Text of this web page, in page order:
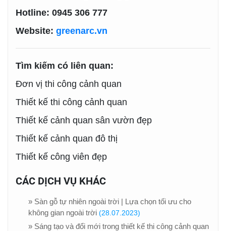
Hotline: 0945 306 777
Website: greenarc.vn
Tìm kiếm có liên quan:
Đơn vị thi công cảnh quan
Thiết kế thi công cảnh quan
Thiết kế cảnh quan sân vườn đẹp
Thiết kế cảnh quan đô thị
Thiết kế công viên đẹp
CÁC DỊCH VỤ KHÁC
» Sàn gỗ tự nhiên ngoài trời | Lựa chọn tối ưu cho
không gian ngoài trời (28.07.2023)
» Sáng tạo và đổi mới trong thiết kế thi công cảnh quan